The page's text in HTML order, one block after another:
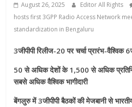
August 26, 2025 Editor All Rights
hosts first 3GPP Radio Access Network
standardization in Bengaluru
3जीपीपी रिलीज-20 पर चर्चा प्रारंभ-वैश्विक
50 से अधिक देशों के 1,500 से अधिक
सबसे अधिक वैश्विक भागीदारी
बेंगलुरु में 3जीपीपी बैठकों की मेजबानी से